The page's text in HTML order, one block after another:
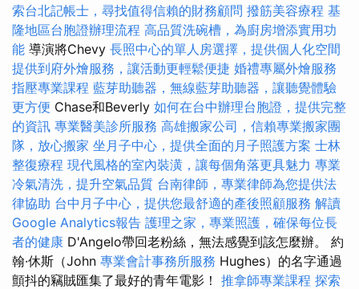
索台北記帳士，尋找值得信賴的財務顧問 撥筋美容療程 基
隆地區台胞證辦理流程 高品質洗碗槽，為廚房增添實用功
能 導演將Chevy 長照中心的單人房選擇，提供個人化空間
提供到府外燴服務，讓活動更輕鬆便捷 婚禮專屬外燴服務
指壓專業課程 藍芽助聽器，無線藍芽助聽器，讓聽覺體驗
更方便 Chase和Beverly 如何在台中辦理台胞證，提供完整
的資訊 專業醫美診所服務 高雄搬家公司，信賴專業搬家團
隊，放心搬家 坐月子中心，提供全面的月子照護方案 士林
整復療程 現代風格的室內裝潢，讓每個角落更具魅力 專業
冷氣清洗，提升空氣品質 台南律師，專業律師為您提供法
律協助 台中月子中心，提供您最舒適的產後照顧服務 解讀
Google Analytics報告 護理之家，專業照護，確保每位長
者的健康 D'Angelo帶回老粉絲，無法感覺到該怎麼辦。 約
翰·休斯（John 專業會計事務所服務 Hughes）的名字通過
顫抖的竊賊匯集了最好的青年電影！ 推拿師專業課程 探索